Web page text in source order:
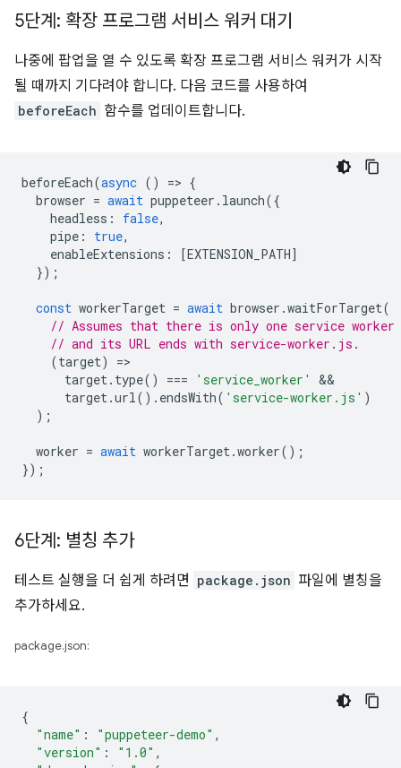
5단계: 확장 프로그램 서비스 워커 대기
나중에 팝업을 열 수 있도록 확장 프로그램 서비스 워커가 시작
될 때까지 기다려야 합니다. 다음 코드를 사용하여
beforeEach 함수를 업데이트합니다.
beforeEach(async () => {
browser = await puppeteer . launch({
headless : false,
pipe : true,
enableExtensions : [EXTENSION_PATH]
});
const workerTarget = await browser .waitForTarget(
// Assumes that there is only one service worker
// and its URL ends with service-worker.js.
(target) =
target. type() === 'service_worker'
target.url(). endsWith( 'service-worker.js' )
);
worker = await workerTarget.worker();
});
6단계: 별칭 추가
테스트 실행을 더 쉽게 하려면 package.json 파일에 별칭을
추가하세요.
package.json:
{
"name" : "puppeteer-demo" ,
"version" : "1.0" ,